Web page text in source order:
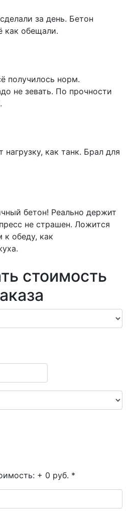
за день. Бетон
как обещали.
получилось норм.
не зевать. По прочности
как танк. Брал для
бетон! Реально держит
не страшен. Ложится
к обеду, как
стоимость
+ 0 руб. *